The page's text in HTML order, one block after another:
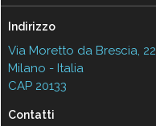
Indirizzo
Via Moretto da Brescia, 22
Milano - Italia
CAP 20133
Contatti